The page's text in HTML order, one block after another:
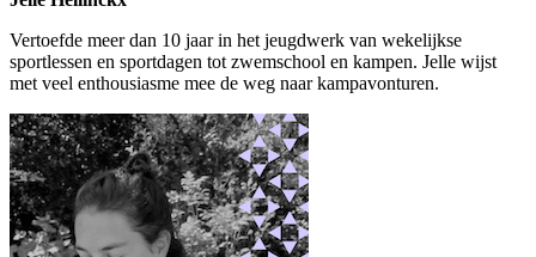
Vertoefde meer dan 10 jaar in het jeugdwerk van wekelijkse
sportlessen en sportdagen tot zwemschool en kampen. Jelle wijst
met veel enthousiasme mee de weg naar kampavonturen.